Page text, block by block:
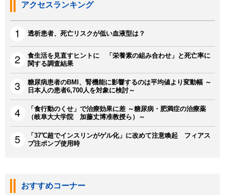
アクセスランキング
透析患者、死亡リスクが低い血液型は？
食生活を見直すヒントに 「栄養素の組み合わせ」と死亡率に
関する調査結果
糖尿病患者のBMI、腎機能に影響するのは平均値より変動幅 ～
日本人の患者6,700人を対象に検討～
「食行動のくせ」で治療効果に差 ～糖尿病・肥満症の治療薬
（岐阜大大学院 加藤丈博准教授ら）～
「37℃超でインスリンがゲル化」に改めて注意喚起 フィアス
プ注ポンプ使用時
おすすめコーナー